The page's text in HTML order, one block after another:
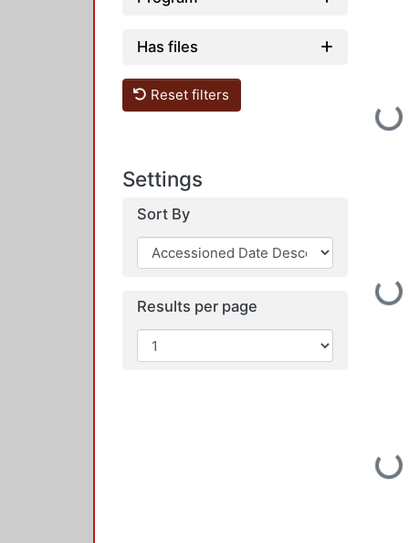
Has files
Reset filters
Settings
Sort By
Results per page
Loading...
Loading...
Loading...